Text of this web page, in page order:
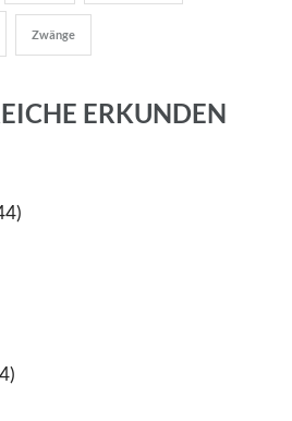
Zwänge
ERKUNDEN